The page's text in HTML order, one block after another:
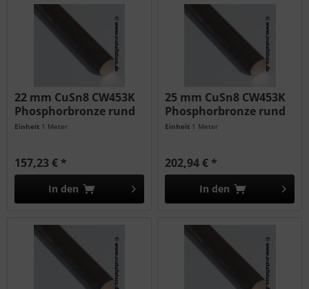
22 mm CuSn8 CW453K
Phosphorbronze rund
Einheit 1 Meter
157,23 € *
In den
25 mm CuSn8 CW453K
Phosphorbronze rund
Einheit 1 Meter
202,94 € *
In den